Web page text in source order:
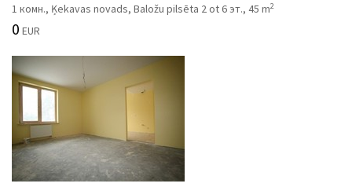
1 комн., Ķekavas novads, Baložu pilsēta 2 ot 6 эт., 45 m2
0 EUR